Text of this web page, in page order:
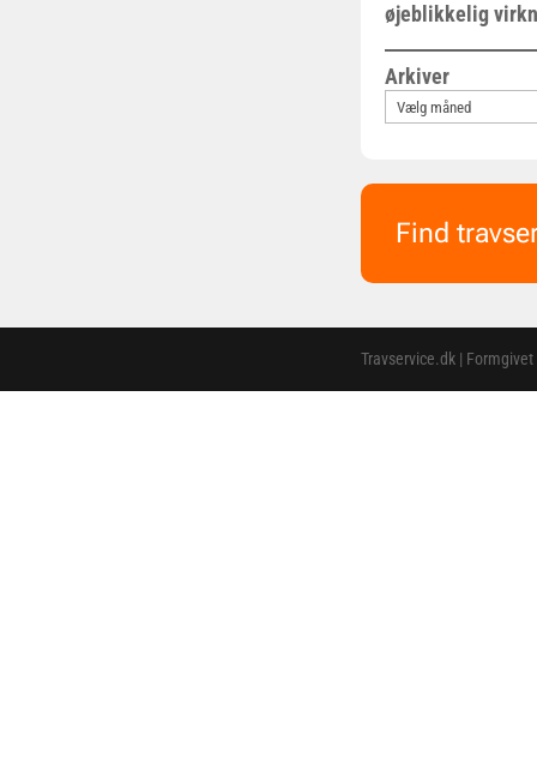
øjeblikkelig
Arkiver
Find
Travservice.dk |